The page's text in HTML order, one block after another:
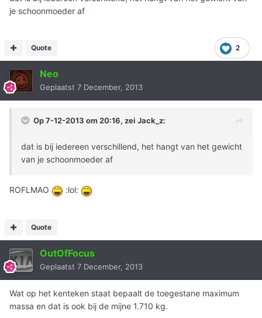
je schoonmoeder af
2
Quote
Neo
Geplaatst 7 December, 2013
Op 7-12-2013 om 20:16, zei Jack_z:
dat is bij iedereen verschillend, het hangt van het gewicht
van je schoonmoeder af
ROFLMAO :lol:
Quote
OutOfFocus
Geplaatst 7 December, 2013
Wat op het kenteken staat bepaalt de toegestane maximum
massa en dat is ook bij de mijne 1.710 kg.